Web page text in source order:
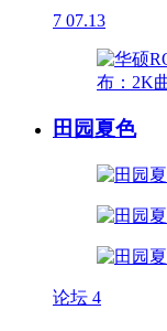
7 07.13
田园夏色
论坛 4